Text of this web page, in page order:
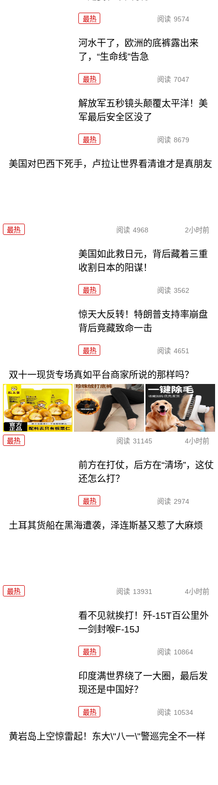
最热 阅读 9574
河水干了，欧洲的底裤露出来
了，“生命线”告急
最热 阅读 7047
解放军五秒镜头颠覆太平洋！美
军最后安全区没了
最热 阅读 8679
美国对巴西下死手，卢拉让世界看清谁才是真朋友
最热 阅读 4968 2小时前
美国如此救日元，背后藏着三重
收割日本的阳谋！
最热 阅读 3562
惊天大反转！特朗普支持率崩盘
背后竟藏致命一击
最热 阅读 4651
双十一现货专场真如平台商家所说的那样吗？
最热 阅读 31145 4小时前
前方在打仗，后方在“清场”，这仗
还怎么打？
最热 阅读 2974
土耳其货船在黑海遭袭，泽连斯基又惹了大麻烦
最热 阅读 13931 4小时前
看不见就挨打！歼-15T百公里外
一剑封喉F-15J
最热 阅读 10864
印度满世界绕了一大圈，最后发
现还是中国好？
最热 阅读 10534
黄岩岛上空惊雷起！东大\"八一\"警巡完全不一样